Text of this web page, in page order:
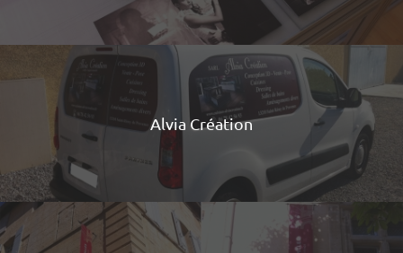
Alvia Création